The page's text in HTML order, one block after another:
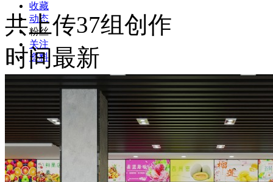
收藏
动态
粉丝
关注
资料
共上传37组创作
时间最新